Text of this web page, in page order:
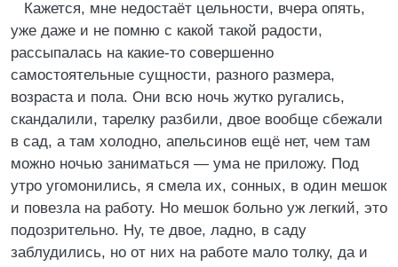
Кажется, мне недостаёт цельности, вчера опять,
уже даже и не помню с какой такой радости,
рассыпалась на какие-то совершенно
самостоятельные сущности, разного размера,
возраста и пола. Они всю ночь жутко ругались,
скандалили, тарелку разбили, двое вообще сбежали
в сад, а там холодно, апельсинов ещё нет, чем там
можно ночью заниматься — ума не приложу. Под
утро угомонились, я смела их, сонных, в один мешок
и повезла на работу. Но мешок больно уж легкий, это
подозрительно. Ну, те двое, ладно, в саду
заблудились, но от них на работе мало толку, да и